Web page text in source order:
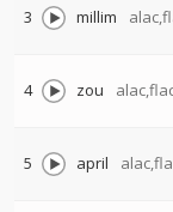
3 millim
4 zou
5 april